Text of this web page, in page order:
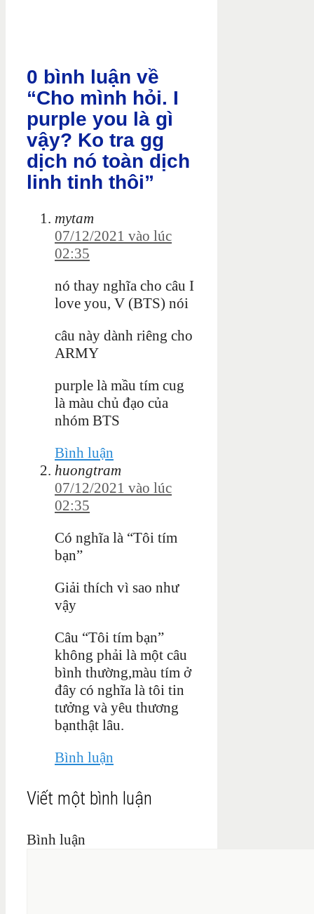
0 bình luận về
“Cho mình hỏi. I
purple you là gì
vậy? Ko tra gg
dịch nó toàn dịch
linh tinh thôi”
mytam
07/12/2021 vào lúc
02:35
nó thay nghĩa cho câu I
love you, V (BTS) nói
câu này dành riêng cho
ARMY
purple là mầu tím cug
là màu chủ đạo của
nhóm BTS
Bình luận
huongtram
07/12/2021 vào lúc
02:35
Có nghĩa là “Tôi tím
bạn”
Giải thích vì sao như
vậy
Câu “Tôi tím bạn”
không phải là một câu
bình thường,màu tím ở
đây có nghĩa là tôi tin
tưởng và yêu thương
bạnthật lâu.
Bình luận
Viết một bình luận
Bình luận